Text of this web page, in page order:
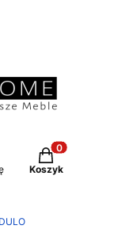
Produkty w
Koszyk